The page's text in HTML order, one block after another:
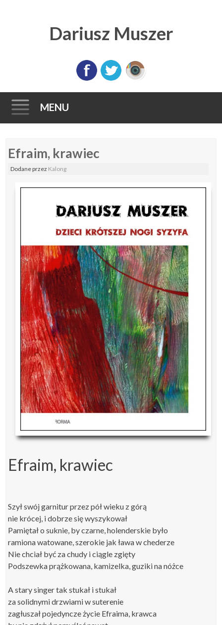
Dariusz Muszer
MENU
to
Efraim, krawiec
Dodaneprzez Kalong
​Efraim, krawiec
Szył swój garnitur przez pół wieku z górą
nie krócej, i dobrze się wyszykował
Pamiętał o suknie, by czarne, holenderskie było
ramiona watowane, szerokie jak ława w chederze
Nie chciał być za chudy i ciągle zgięty
Podszewka prążkowana, kamizelka, guziki na nóżce
A stary singer tak stukał i stukał
za solidnymi drzwiami w suterenie
zagłuszał pojedyncze życie Efraima, krawca